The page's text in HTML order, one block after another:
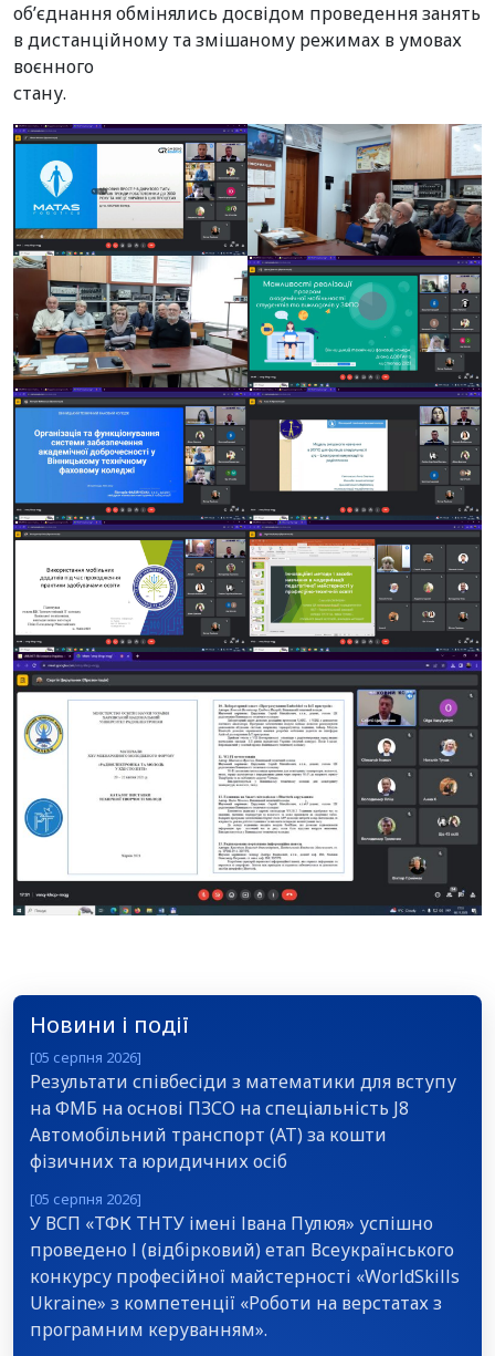
об’єднання обмінялись досвідом проведення занять
в дистанційному та змішаному режимах в умовах
воєнного
стану.
Новини і події
[05 серпня 2026]
Результати співбесіди з математики для вступу
на ФМБ на основі ПЗСО на спеціальність J8
Автомобільний транспорт (АТ) за кошти
фізичних та юридичних осіб
[05 серпня 2026]
У ВСП «ТФК ТНТУ імені Івана Пулюя» успішно
проведено І (відбірковий) етап Всеукраїнського
конкурсу професійної майстерності «WorldSkills
Ukraine» з компетенції «Роботи на верстатах з
програмним керуванням».